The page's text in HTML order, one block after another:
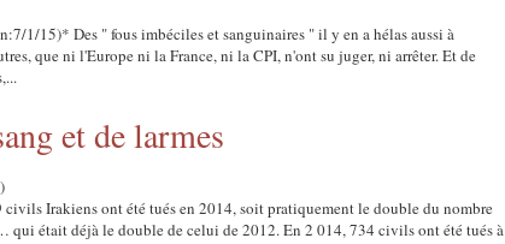
1/15)* Des " fous imbéciles et sanguinaires " il y en a hélas aussi à
que ni l'Europe ni la France, ni la CPI, n'ont su juger, ni arrêter. Et de
et de larmes
)
Irakiens ont été tués en 2014, soit pratiquement le double du nombre
qui était déjà le double de celui de 2012. En 2 014, 734 civils ont été tués à